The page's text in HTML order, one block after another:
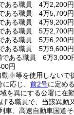
ある職員 4万2,200円
ある職員 4万5,700円
ある職員 4万9,200円
ある職員 5万2,700円
ある職員 5万6,200円
ある職員 5万9,600円
である職員 6万3,000
円
車等を使用しない
応じ、 前2号に定める
を異にする公署に
げる職員で、当該異動
車、高速自動車国道